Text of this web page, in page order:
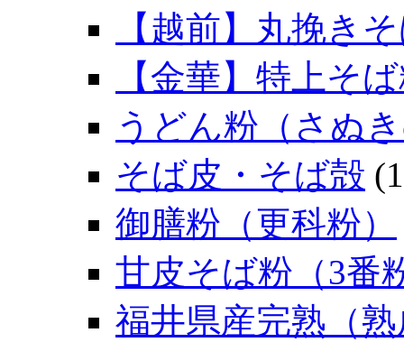
【越前】丸挽き
【金華】特上そ
うどん粉（さぬ
そば皮・そば殻
御膳粉（更科粉）
甘皮そば粉（3番
福井県産完熟（